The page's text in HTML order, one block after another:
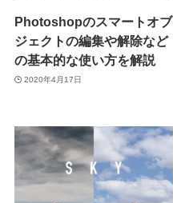
Photoshopのスマートオブ
ジェクトの編集や解除など
の基本的な使い方を解説
2020年4月17日